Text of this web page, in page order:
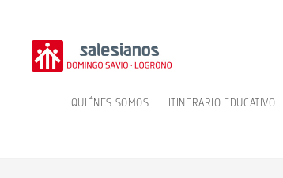
contenido
QUIÉNES SOMOS ITINERARIO EDUCATIVO